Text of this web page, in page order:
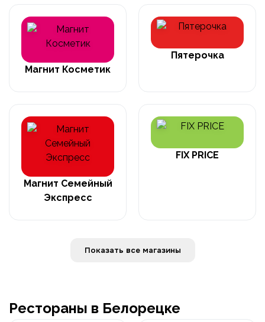
Магнит Косметик
Пятерочка
Магнит Семейный
Экспресс
FIX PRICE
Показать все магазины
Рестораны в Белорецке